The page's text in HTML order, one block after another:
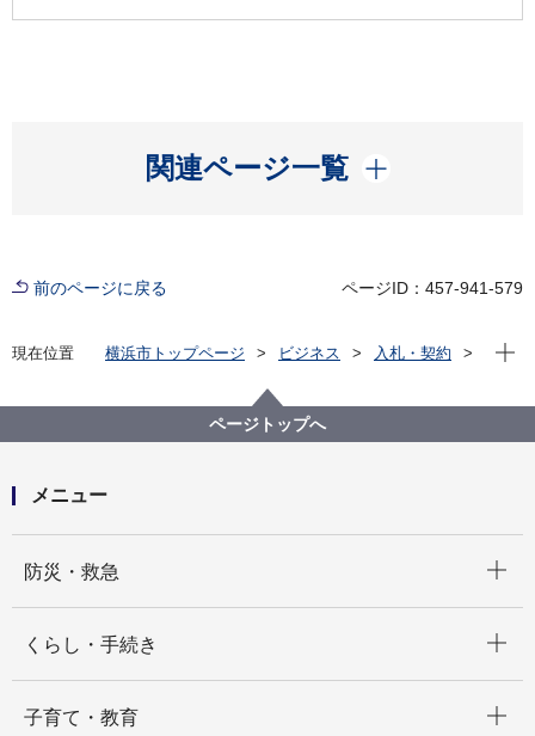
関連ページ一覧
開く
前のページに戻る ページID：457-941-579
現在位置 横浜市トップページ ビジネス
入札・契約
【入札結果公表】【公募型指名競争入札】令和５年度
不適切保育に関する専用相談窓口業務委託
現在
ページトップへ
メニュー
防災・救急
くらし・手続き
子育て・教育